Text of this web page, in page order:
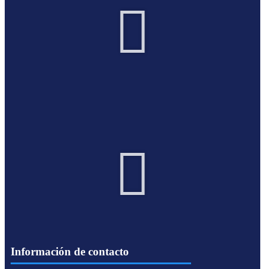
Información de contacto